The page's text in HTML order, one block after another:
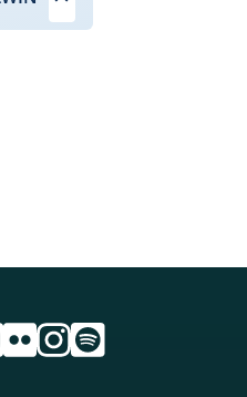
facebook sgh
twitter sgh
serwisu linkedin sgh
do serwisu youtube sgh
przejdź do serwisu flickr sgh
przejdź do serwisu
przejdź do serwisu